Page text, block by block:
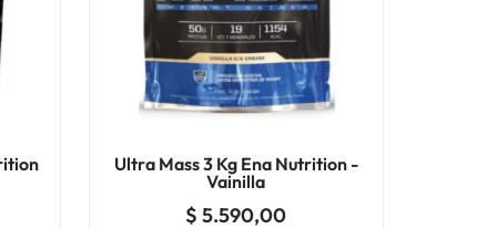
Ultra Mass 3 Kg Ena Nutrition -
Vainilla
$ 5.590,00